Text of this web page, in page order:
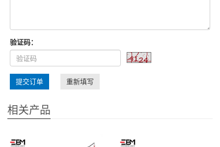
验证码：
提交订单 重新填写
相关产品